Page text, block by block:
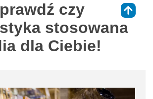
czy
stosowana
dla Ciebie!